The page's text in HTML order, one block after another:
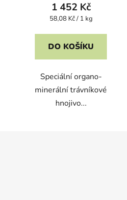
1 452 Kč
Měrná
58,08 Kč / 1 kg
DO KOŠÍKU
Speciální organo-
minerální trávníkové
hnojivo...